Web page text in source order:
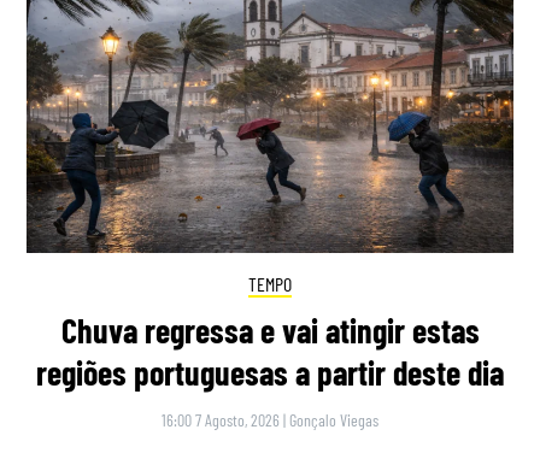
TEMPO
Chuva regressa e vai atingir estas
regiões portuguesas a partir deste dia
16:00 7 Agosto, 2026 | Gonçalo Viegas